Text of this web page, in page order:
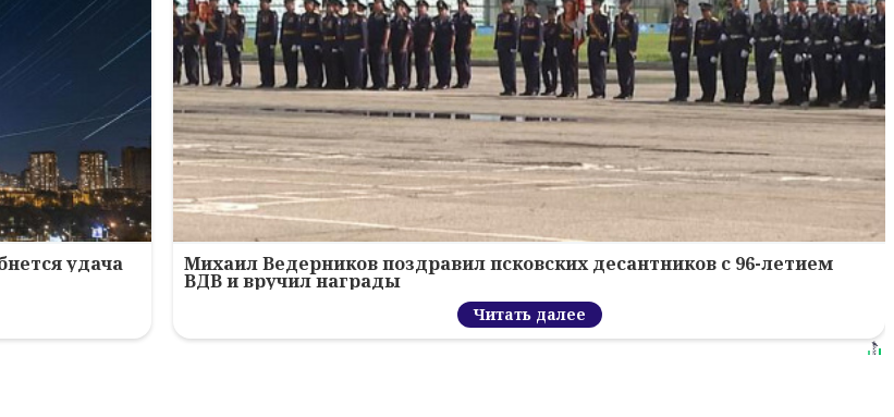
удача Михаил Ведерников поздравил псковских десантников с 96-летием
ВДВ и вручил награды
Читать далее